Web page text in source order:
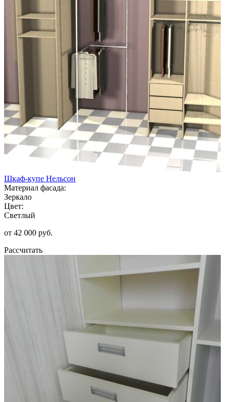
Шкаф-купе Нельсон
Материал фасада:
Зеркало
Цвет:
Светлый
от 42 000 руб.
Рассчитать